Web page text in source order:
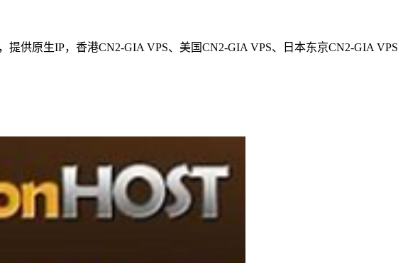
供原生IP，香港CN2-GIA VPS、美国CN2-GIA VPS、日本东京CN2-GIA VPS